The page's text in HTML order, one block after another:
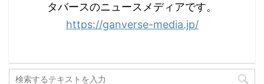
タバースのニュースメディアです。
https://ganverse-media.jp/